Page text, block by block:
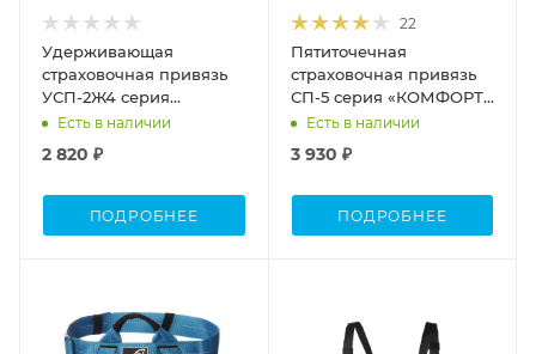
Удерживающая
страховочная привязь
УСП-2Ж4 серия
«КОМФОРТ»L
Есть в наличии
2 820 ₽
ПОДРОБНЕЕ
22
Пятиточечная
страховочная привязь
СП-5 серия «КОМФОРТ»
L Есть в наличии
3 930 ₽
ПОДРОБНЕЕ